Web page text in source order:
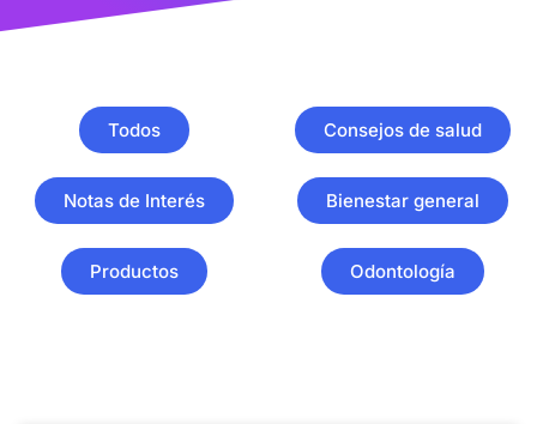
Todos Consejos de salud
Notas de Interés Bienestar general
Productos Odontología